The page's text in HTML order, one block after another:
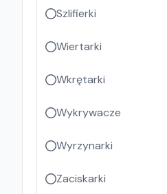
Szlifierki
Wiertarki
Wkrętarki
Wykrywacze
Wyrzynarki
Zaciskarki